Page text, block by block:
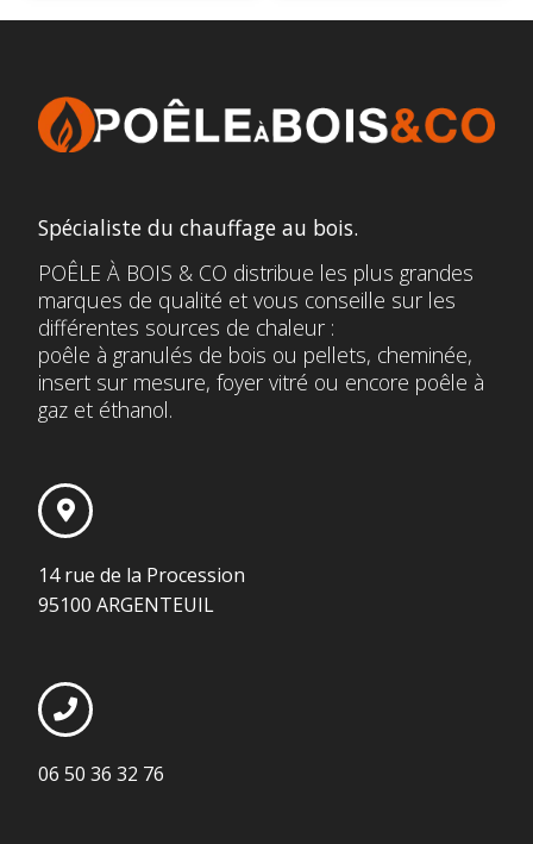
Spécialiste du chauffage au bois.
POÊLE À BOIS & CO distribue les plus grandes
marques de qualité et vous conseille sur les
différentes sources de chaleur :
poêle à granulés de bois ou pellets, cheminée,
insert sur mesure, foyer vitré ou encore poêle à
gaz et éthanol.
14 rue de la Procession
95100 ARGENTEUIL
06 50 36 32 76